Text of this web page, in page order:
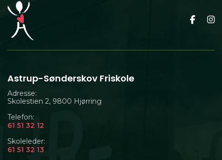
Astrup-Sønderskov Friskole
Adresse:
Skolestien 2, 9800 Hjørring
Telefon:
61 51 32 12
Skoleleder:
61 51 32 13